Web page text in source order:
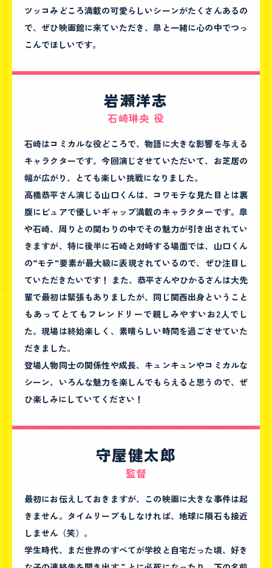
ツッコみどころ満載の可愛らしいシーンがたくさんあるの
で、ぜひ映画館に来ていただき、皐と一緒に心の中でつっ
こんでほしいです。
岩瀬洋志
石崎琳央 役
石崎はコミカルな役どころで、物語に大きな影響を与える
キャラクターです。今回演じさせていただいて、お芝居の
幅が広がり、とても楽しい挑戦になりました。
高橋恭平さん演じる山口くんは、コワモテな見た目とは裏
腹にピュアで優しいギャップ満載のキャラクターです。皐
や石崎、周りとの関わりの中でその魅力が引き出されてい
きますが、特に後半に石崎と対峙する場面では、山口くん
の“モテ”要素が最大級に表現されているので、ぜひ注目し
ていただきたいです！ また、恭平さんやひかるさんは大先
輩で最初は緊張もありましたが、同じ関西出身ということ
もあってとてもフレンドリーで親しみやすいお2人でし
た。現場は終始楽しく、素晴らしい時間を過ごさせていた
だきました。
登場人物同士の関係性や成長、キュンキュンやコミカルな
シーン、いろんな魅力を楽しんでもらえると思うので、ぜ
ひ楽しみにしていてください！
守屋健太郎
監督
最初にお伝えしておきますが、この映画に大きな事件は起
きません。タイムリープもしなければ、地球に隕石も接近
しません（笑）。
学生時代、まだ世界のすべてが学校と自宅だった頃、好き